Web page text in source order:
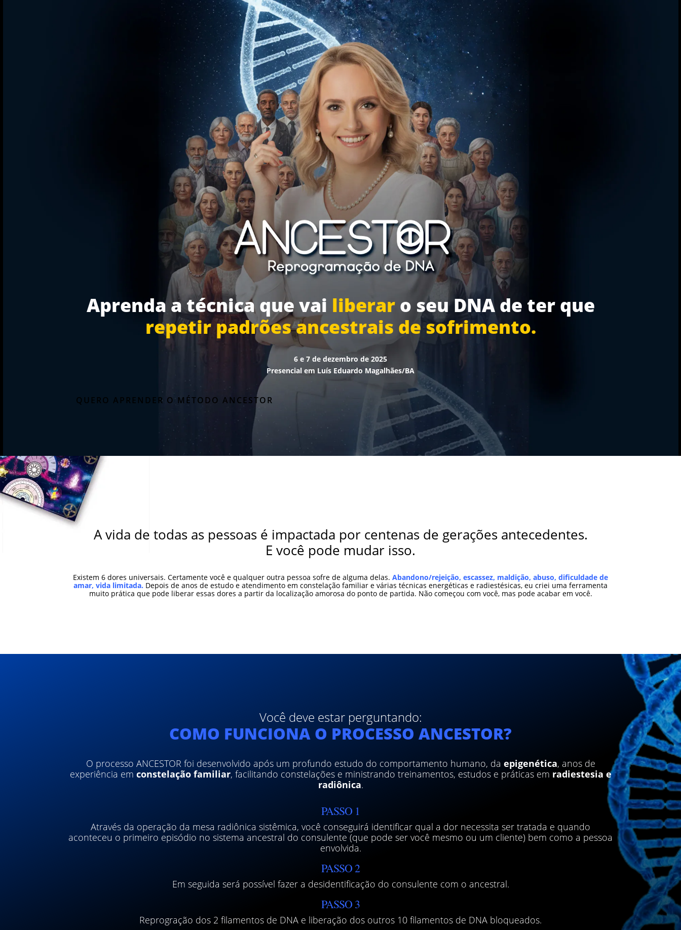
Aprenda a técnica que vai liberar o seu DNA de ter que
repetir padrõesancestrais de sofrimento.
6 e 7 de dezembro de 2025
Presencial em Luís Eduardo Magalhães/BA
QUERO APRENDER O MÉTODO ANCESTOR
A vida de todas as pessoas é impactada por centenas de gerações antecedentes.
E você pode mudar isso.
Existem 6 dores universais. Certamente você e qualquer outra pessoa sofre de alguma delas. Abandono/rejeição, escassez, maldição, abuso, dificuldade de
amar, vida limitada. Depois de anos de estudo e atendimento em constelação familiar e várias técnicas energéticas e radiestésicas, eu criei uma ferramenta
muito prática que pode liberar essas dores a partir da localização amorosa do ponto de partida. Não começou com você, mas pode acabar em você.
Você deve estar perguntando:
COMO FUNCIONA O PROCESSO ANCESTOR?
O processo ANCESTOR foi desenvolvido após um profundo estudo do comportamento humano, da epigenética, anos de
experiência em constelação familiar, facilitando constelações e ministrando treinamentos, estudos e práticas em radiestesia e
radiônica.
PASSO 1
Através da operação da mesa radiônica sistêmica, você conseguirá identificar qual a dor necessita ser tratada e quando
aconteceu o primeiro episódio no sistema ancestral do consulente (que pode ser você mesmo ou um cliente) bem como a pessoa
envolvida.
PASSO 2
Em seguida será possível fazer a desidentificação do consulente com o ancestral.
PASSO 3
Reprogração dos 2 filamentos de DNA e liberação dos outros 10 filamentos de DNA bloqueados.